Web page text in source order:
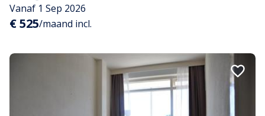
Vanaf 1 Sep 2026
€ 525/maand incl.